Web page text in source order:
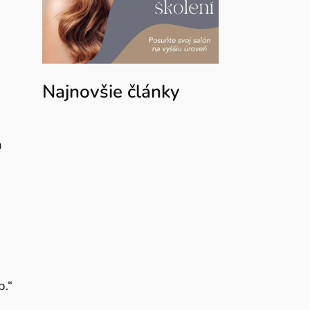
Najnovšie články